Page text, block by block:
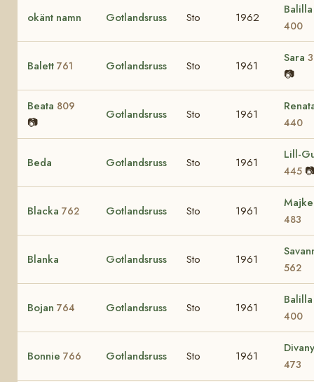
okänt namn Gotlandsruss Sto 1962
400
Balett 761 Gotlandsruss Sto 1961
Sara
📷
Beata 809
📷
Gotlandsruss Sto 1961
440
Beda Gotlandsruss Sto 1961
Lill-
445
Blacka 762 Gotlandsruss Sto 1961
483
Blanka Gotlandsruss Sto 1961
562
Bojan 764 Gotlandsruss Sto 1961
400
Bonnie 766 Gotlandsruss Sto 1961
Divany
473